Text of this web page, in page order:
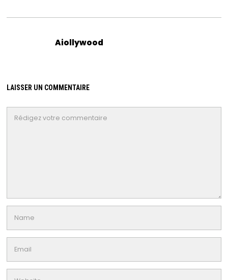
Aiollywood
LAISSER UN COMMENTAIRE